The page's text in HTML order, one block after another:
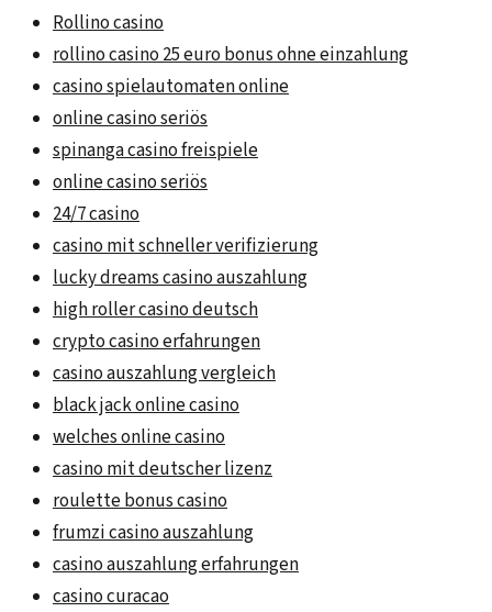
Rollino casino
rollino casino 25 euro bonus ohne einzahlung
casino spielautomaten online
online casino seriös
spinanga casino freispiele
online casino seriös
24/7 casino
casino mit schneller verifizierung
lucky dreams casino auszahlung
high roller casino deutsch
crypto casino erfahrungen
casino auszahlung vergleich
black jack online casino
welches online casino
casino mit deutscher lizenz
roulette bonus casino
frumzi casino auszahlung
casino auszahlung erfahrungen
casino curacao